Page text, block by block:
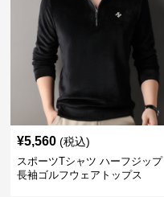
¥5,560 (税込)
スポーツTシャツ ハーフジップ
長袖ゴルフウェアトップス